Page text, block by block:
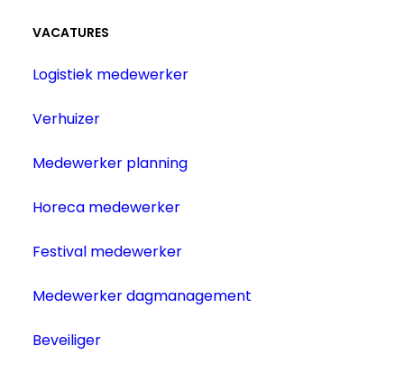
VACATURES
Logistiek medewerker
Verhuizer
Medewerker planning
Horeca medewerker
Festival medewerker
Medewerker dagmanagement
Beveiliger